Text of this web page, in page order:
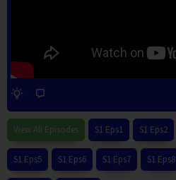
View All Episodes S1 Eps1 S1 Eps2
S1 Eps5 S1 Eps6 S1 Eps7 S1 Eps8